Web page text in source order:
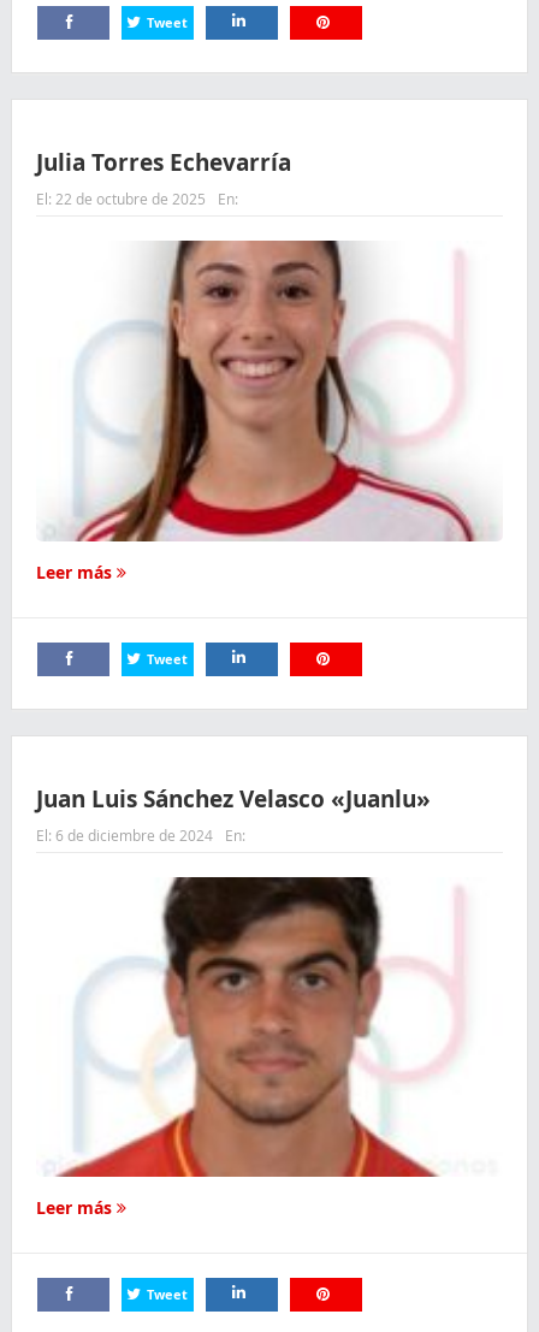
Tweet
Julia Torres Echevarría
El: 22 de octubre de 2025 En:
Leer más
Tweet
Juan Luis Sánchez Velasco «Juanlu»
El: 6 de diciembre de 2024 En:
Leer más
Tweet